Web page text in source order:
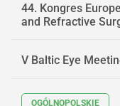
44. Kongres
and Refractive
V Baltic Eye